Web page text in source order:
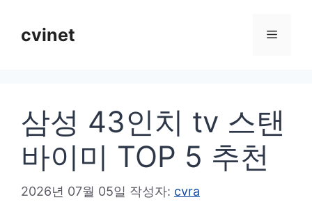
cvinet 메
삼성 43인치 tv 스탠
바이미 TOP 5 추천
2026년 07월 05일 작성자: cvra